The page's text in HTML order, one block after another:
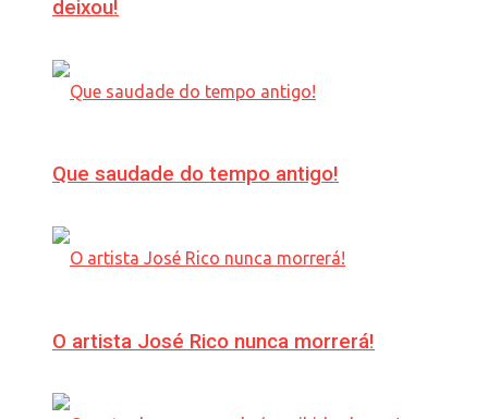
deixou!
Que saudade do tempo antigo!
O artista José Rico nunca morrerá!